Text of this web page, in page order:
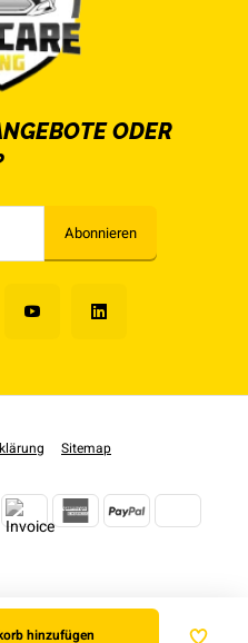
hinzufügen
ODER
Abonnieren
Sitemap